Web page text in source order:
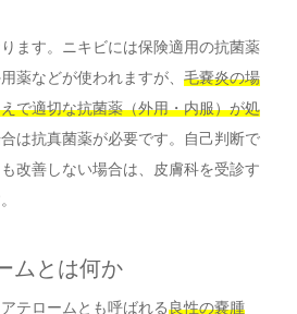
ます。ニキビには保険適用の抗菌薬
薬などが使われますが、 毛嚢炎の場
で適切な抗菌薬（外用・内服）が処
は抗真菌薬が必要です。自己判断で
改善しない場合は、皮膚科を受診す
ムとは何か
テロームとも呼ばれる良性の嚢腫